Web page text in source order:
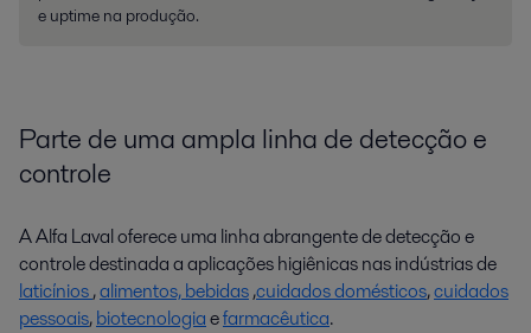
e uptime na produção.
Parte de uma ampla linha de detecção e
controle
A Alfa Laval oferece uma linha abrangente de detecção e
controle destinada a aplicações higiênicas nas indústrias de
laticínios,alimentos, bebidas,cuidados domésticos,cuidados
pessoais,biotecnologiaefarmacêutica.